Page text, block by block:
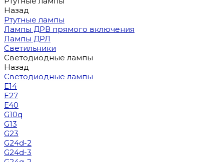
Назад
Ртутные лампы
Лампы ДРВ прямого включения
Лампы ДРЛ
Светильники
Светодиодные лампы
Назад
Светодиодные лампы
E14
E27
E40
G10q
G13
G23
G24d-2
G24d-3